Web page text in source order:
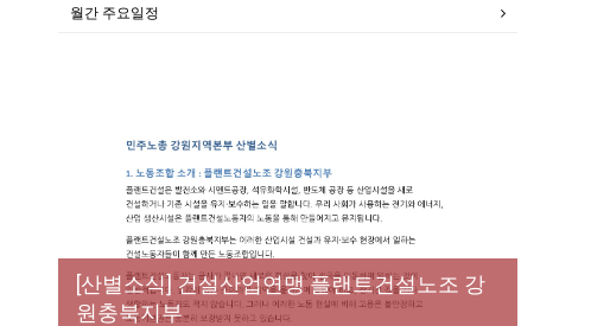
월간 주요일정
[성명] 막을 수 있었던 죽음, HL만도가 책임져
라 : 청년노동자 사망사고의 철저한 진상규명
과 재발방지 대책 마련하라
[산별소식] 건설산업연맹 플랜트건설노조 강
원충북지부
[강릉,속초,원주,춘천] 폭염감시단 사업 이모저
모
[조합원☆인터뷰] 서비스연맹 전국학교비정
규직노동조합 강원지부 김유미 춘천지회장
[본부소식] 강원지역 노동자 합창단 모임